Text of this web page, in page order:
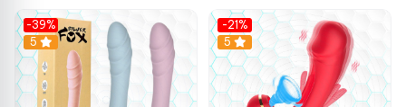
-39%
Hot
5
-21%
Hot
5